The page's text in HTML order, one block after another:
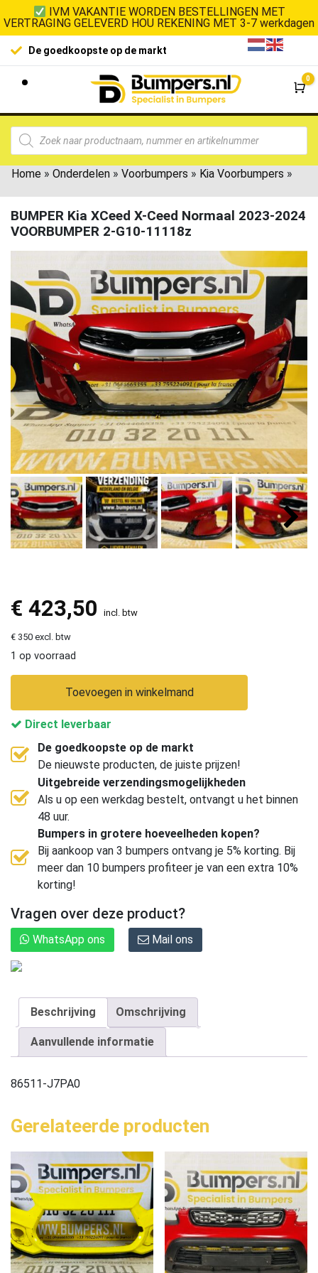
IVM VAKANTIE WORDEN BESTELLINGEN MET
VERTRAGING GELEVERD HOU REKENING MET 3-7 werkdagen
De goedkoopste op de markt
0
Home » Onderdelen » Voorbumpers » Kia Voorbumpers »
BUMPER Kia XCeed X-Ceed Normaal 2023-2024
VOORBUMPER 2-G10-11118z
€ 423,50 incl. btw
€ 350 excl. btw
1 op voorraad
Toevoegen in winkelmand
Direct leverbaar
De goedkoopste op de markt
De nieuwste producten, de juiste prijzen!
Uitgebreide verzendingsmogelijkheden
Als u op een werkdag bestelt, ontvangt u het binnen
48 uur.
Bumpers in grotere hoeveelheden kopen?
Bij aankoop van 3 bumpers ontvang je 5% korting. Bij
meer dan 10 bumpers profiteer je van een extra 10%
korting!
Vragen over deze product?
WhatsApp ons Mail ons
Beschrijving Omschrijving
Aanvullende informatie
86511-J7PA0
Gerelateerde producten